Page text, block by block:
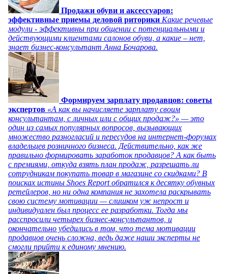
Продажи обуви и аксессуаров:
эффективные приемы деловой риторики Какие речевые
модули - эффективны при общении с потенциальными и
действующими клиентами салонов обуви, а какие – нет,
знает бизнес-консультант Анна Бочарова.
Формируем зарплату продавцов: советы
экспертов «А как вы начисляете зарплату своим
консультантам, с личных или с общих продаж?» — это
один из самых популярных вопросов, вызывающих
множество разногласий и пересудов на интернет-форумах
владельцев розничного бизнеса. Действительно, как же
правильно формировать заработок продавцов? А как быть
с премиями, откуда взять план продаж, разрешать ли
сотрудникам покупать товар в магазине со скидками? В
поисках истины Shoes Report обратился к десятку обувных
ретейлеров, но ни одна компания не захотела раскрывать
свою систему мотивации — слишком уж непрост и
индивидуален был процесс ее разработки. Тогда мы
расспросили четырех бизнес-консультантов, и
окончательно убедились в том, что тема мотивации
продавцов очень сложна, ведь даже наши эксперты не
смогли прийти к единому мнению.